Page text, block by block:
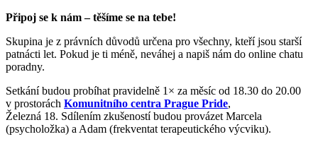
Připoj se k nám – těšíme se na tebe!
Skupina je z právních důvodů určena pro všechny, kteří jsou starší
patnácti let. Pokud je ti méně, neváhej a napiš nám do online chatu
poradny.
Setkání budou probíhat pravidelně 1× za měsíc od 18.30 do 20.00
v prostorách Komunitního centra Prague Pride,
Železná 18. Sdílením zkušeností budou provázet Marcela
(psycholožka) a Adam (frekventat terapeutického výcviku).